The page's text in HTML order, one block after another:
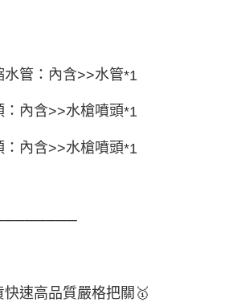
水管：內含>>水管*1
：內含>>水槍噴頭*1
：內含>>水槍噴頭*1
快速高品質嚴格把關 🥇